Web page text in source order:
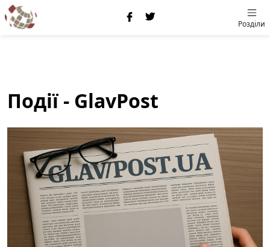
Розділи
Події - GlavPost